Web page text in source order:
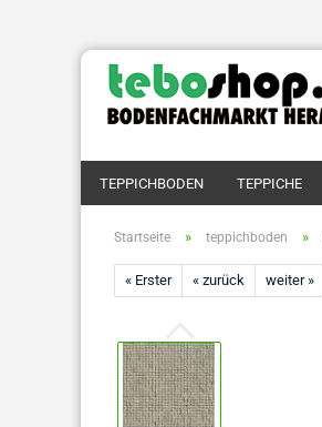
TEPPICHBODEN TEPPICHE
Startseite » teppichboden »
« Erster « zurück weiter »